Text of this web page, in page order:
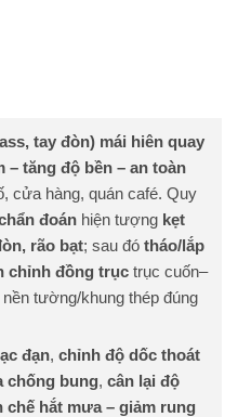
tay đòn) mái hiên quay
– tăng độ bền – an toàn
cửa hàng, quán café. Quy
đoán hiện tượng kẹt
rão bạt; sau đó tháo/lắp
chỉnh đồng trục trục cuốn–
tường/khung thép đúng
đạn, chỉnh độ dốc thoát
chống bung, cân lại độ
chế hắt mưa – giảm rung